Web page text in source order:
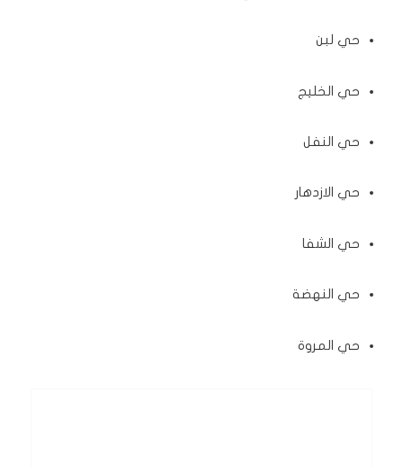
حي لبن
حي الخليج
حي النفل
حي الازدهار
حي الشفا
حي النهضة
حي المروة